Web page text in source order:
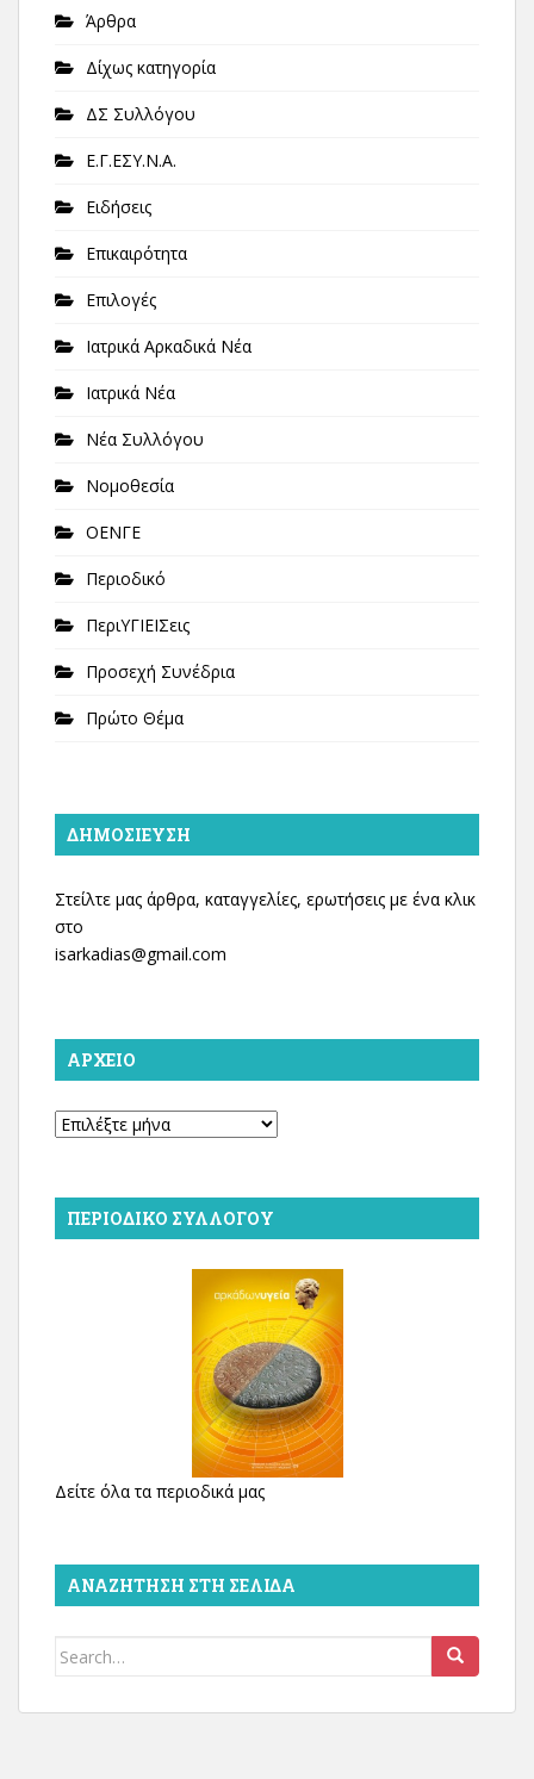
Άρθρα
Δίχως κατηγορία
ΔΣ Συλλόγου
Ε.Γ.ΕΣΥ.Ν.Α.
Ειδήσεις
Επικαιρότητα
Επιλογές
Ιατρικά Αρκαδικά Νέα
Ιατρικά Νέα
Νέα Συλλόγου
Νομοθεσία
ΟΕΝΓΕ
Περιοδικό
ΠεριΥΓΙΕΙΣεις
Προσεχή Συνέδρια
Πρώτο Θέμα
ΔΗΜΟΣΊΕΥΣΗ
Στείλτε μας άρθρα, καταγγελίες, ερωτήσεις με ένα κλικ
στο
isarkadias@gmail.com
ΑΡΧΕΊΟ
Αρχείο
ΠΕΡΙΟΔΙΚΌ ΣΥΛΛΌΓΟΥ
Δείτε όλα τα περιοδικά μας
ΑΝΑΖΉΤΗΣΗ ΣΤΗ ΣΕΛΊΔΑ
Search